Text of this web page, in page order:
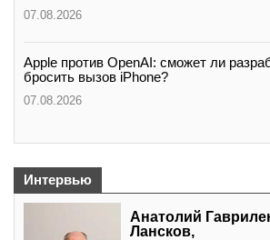
07.08.2026
Apple против OpenAI: сможет ли
бросить вызов iPhone?
07.08.2026
Интервью
Анатолий
Лансков,